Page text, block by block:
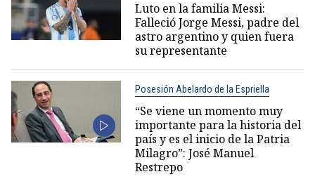
Luto en la familia Messi:
Falleció Jorge Messi, padre del
astro argentino y quien fuera
su representante
Posesión Abelardo de la Espriella
“Se viene un momento muy
importante para la historia del
país y es el inicio de la Patria
Milagro”: José Manuel
Restrepo